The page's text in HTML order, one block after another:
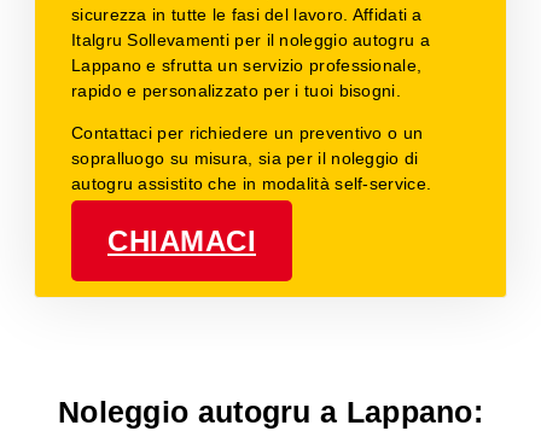
sicurezza in tutte le fasi del lavoro. Affidati a
Italgru Sollevamenti per il noleggio autogru a
Lappano e sfrutta un servizio professionale,
rapido e personalizzato per i tuoi bisogni.
Contattaci per richiedere un preventivo o un
sopralluogo su misura, sia per il noleggio di
autogru assistito che in modalità self-service.
CHIAMACI
Noleggio autogru a Lappano: